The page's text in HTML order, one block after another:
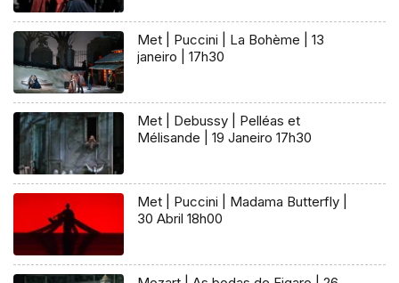
Met | Puccini | La Bohème | 13
janeiro | 17h30
Met | Debussy | Pelléas et
Mélisande | 19 Janeiro 17h30
Met | Puccini | Madama Butterfly |
30 Abril 18h00